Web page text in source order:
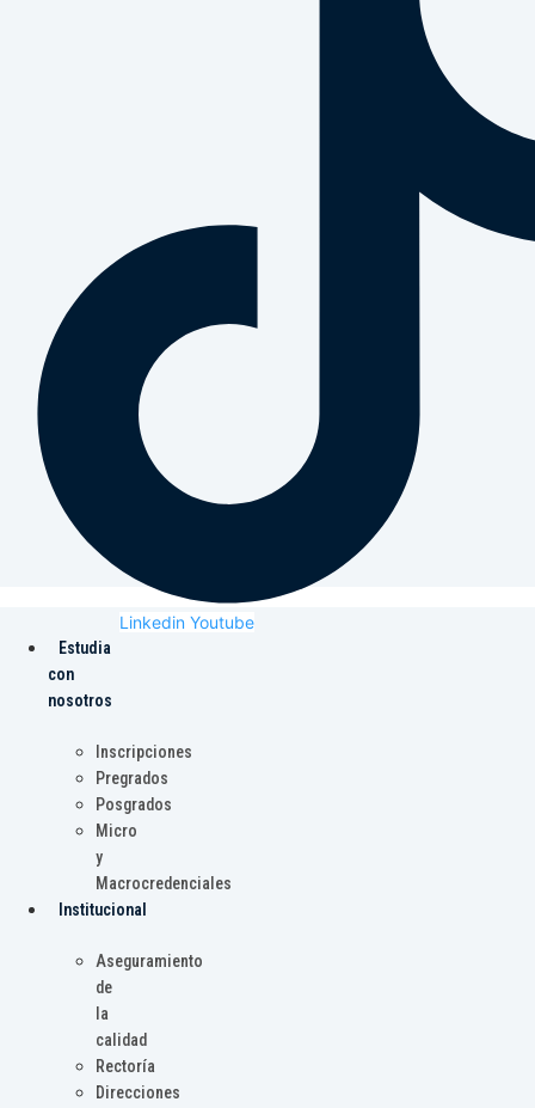
Linkedin Youtube
Estudia
con
nosotros
Inscripciones
Pregrados
Posgrados
Micro
y
Macrocredenciales
Institucional
Aseguramiento
de
la
calidad
Rectoría
Direcciones